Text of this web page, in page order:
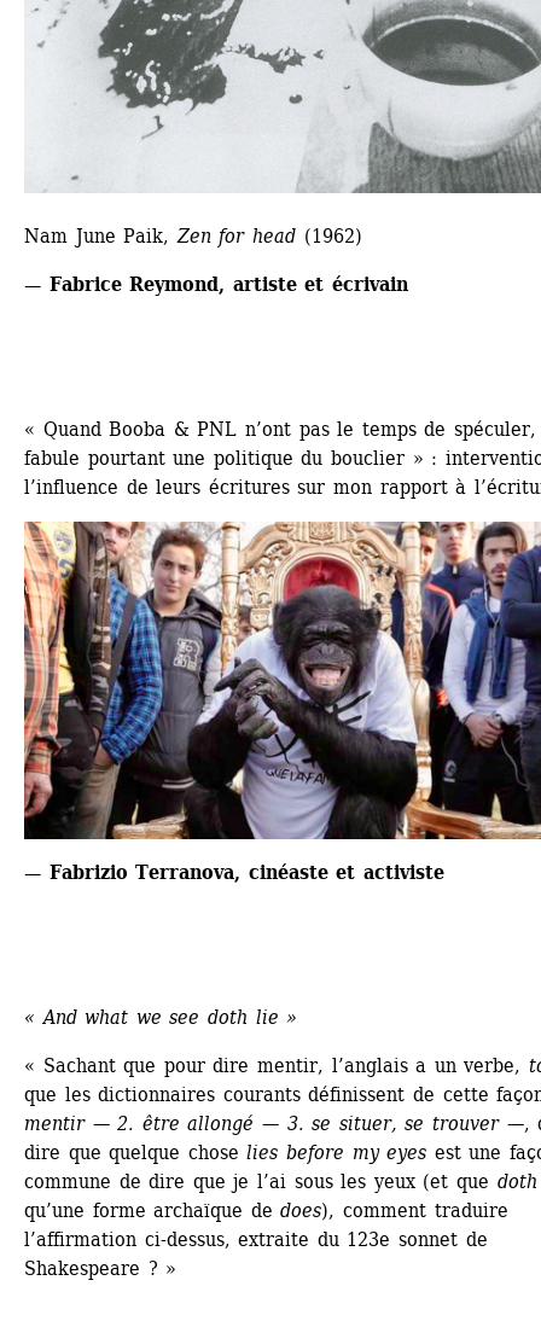
Nam June Paik, Zen for head (1962)
— Fabrice Reymond, artiste et écrivain
« Quand Booba & PNL n’ont pas le temps de
fabule pourtant une politique du bouclier » :
l’influence de leurs écritures sur mon rapport à
— Fabrizio Terranova, cinéaste et activiste
« And what we see doth lie »
« Sachant que pour dire mentir, l’anglais a un verbe,
que les dictionnaires courants définissent de cette
mentir — 2. être allongé — 3. se situer, se trouver —,
dire que quelque chose lies before my eyes est une
commune de dire que je l’ai sous les yeux (et que doth
qu’une forme archaïque de does), comment traduire
l’affirmation ci-dessus, extraite du 123e sonnet de
Shakespeare ? »